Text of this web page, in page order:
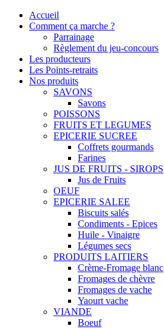
Accueil
Comment ça marche ?
Parrainage
Règlement du jeu-concours
Les producteurs
Les Points-retraits
Nos produits
SAVONS
Savons
POISSONS
FRUITS ET LEGUMES
EPICERIE SUCREE
Coffrets gourmands
Farines
JUS DE FRUITS - SIROPS
Jus de Fruits
OEUF
EPICERIE SALEE
Biscuits salés
Condiments - Epices
Huile - Vinaigre
Légumes secs
PRODUITS LAITIERS
Crème-Fromage blanc
Fromages de chèvre
Fromages de vache
Yaourt vache
VIANDE
Boeuf